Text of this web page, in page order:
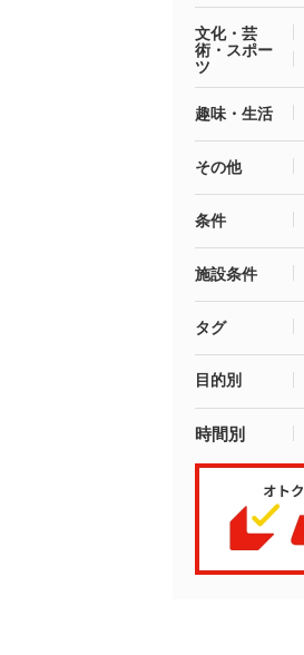
文化・芸
術・スポー
ツ
趣味・生活
その他
条件
施設条件
タグ
目的別
時間別